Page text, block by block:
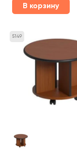
В корзину
5149